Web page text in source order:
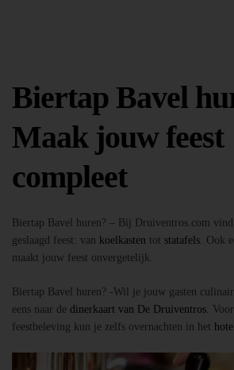
Biertap Bavel
Maak jouw feest
compleet
Biertap Bavel huren? – Bij Druiventros.com
geslaagd feest: van koelkasten tot statafels. Ook
maakt jouw feest onvergetelijk.
Biertap Bavel huren? -Wil je jouw gasten
eens naar de dinerkaart van De Druiventros.
feestbeleving kun je zelfs overnachten in het